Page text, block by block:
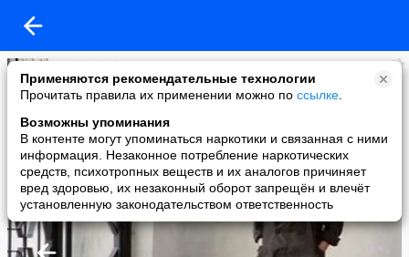
Применяются рекомендательные технологии
Прочитать правила их применении можно по ссылке
Возможны упоминания
В контенте могут упоминаться наркотики и связанная с ними
информация. Незаконное потребление наркотических
средств, психотропных веществ и их аналогов причиняет
вред здоровью, их незаконный оборот запрещён и влечёт
установленную законодательством ответственность
Ewald Blank
added a photo
06 Feb в 00:45